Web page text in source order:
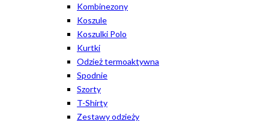
Kombinezony
Koszule
Koszulki Polo
Kurtki
Odzież termoaktywna
Spodnie
Szorty
T-Shirty
Zestawy odzieży